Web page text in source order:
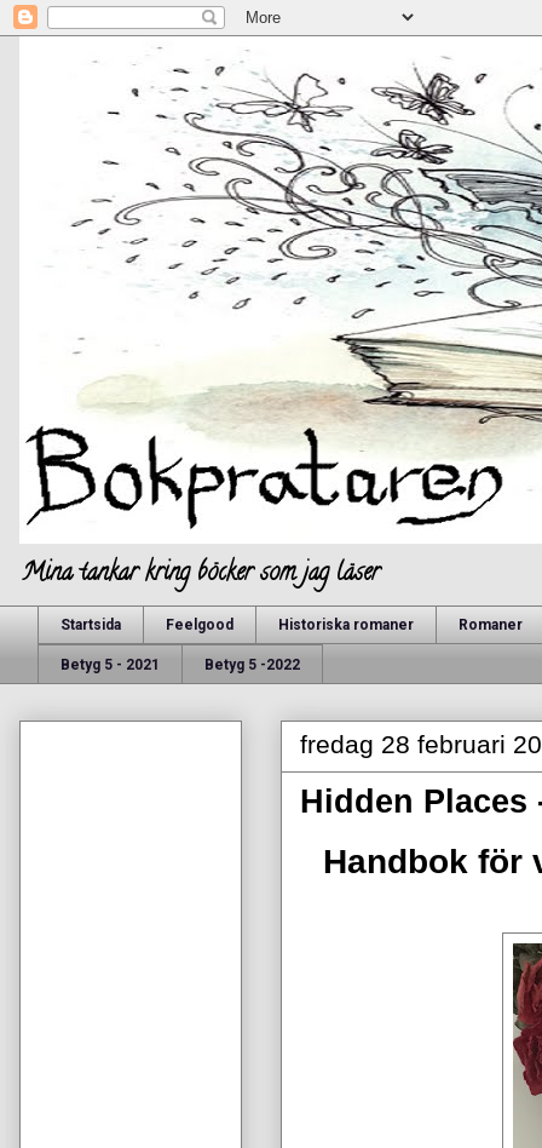
Mina tankar kring böcker som jag läser
Startsida Feelgood Historiska romaner Romaner
Betyg 5 - 2021 Betyg 5 -2022
fredag 28 februari
Hidden Places
Handbok för